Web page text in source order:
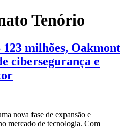
Tenório
milhões, Oakmont
cibersegurança e
nova fase de expansão e
mercado de tecnologia. Com